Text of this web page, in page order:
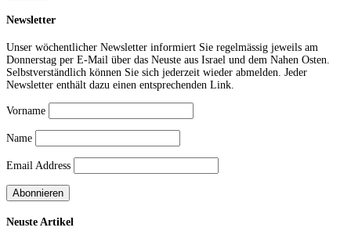
Newsletter
Unser wöchentlicher Newsletter informiert Sie regelmässig jeweils am
Donnerstag per E-Mail über das Neuste aus Israel und dem Nahen Osten.
Selbstverständlich können Sie sich jederzeit wieder abmelden. Jeder
Newsletter enthält dazu einen entsprechenden Link.
Vorname
Name
Email Address
Neuste Artikel